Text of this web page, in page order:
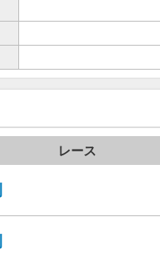
レース